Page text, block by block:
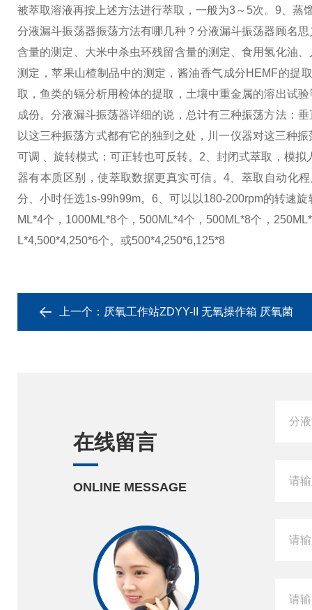
被萃取溶液再按上述方法进行萃取，一般为3～5次。 9、蒸
分液漏斗振荡器振荡方法有哪几种？ 分液漏斗振荡器顾名
含量的测定、大米中杀虫环残留含量的测定、食用氢化油
测定，苹果山楂制品中的测定，酱油香气成分HEMF的提
取，鱼类的镉分析用检体的提取，土壤中重金属的溶出试
成份。分液漏斗振荡器详细的说，总计有三种振荡方法：
以这三种振荡方式都有它的独到之处，川一仪器对这三种
可调 、旋转模式：可正转也可反转。 2、封闭式萃取，模拟
器有本质区别，使萃取数据更真实可信。 4、萃取自动化
分、小时任选1s-99h99m。6、可以以180-200rpm的转速
ML*4个，1000ML*8个，500ML*4个，500ML*8个，
L*4,500*4,250*6个。或500*4,250*6,125*8
上一个： 厌氧工作站ZDYY-II 无氧操作箱 厌氧菌
在线留言
ONLINE MESSAGE